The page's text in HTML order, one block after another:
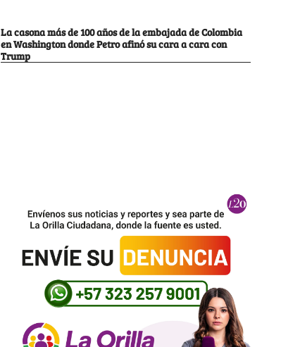
La casona más de 100 años de la embajada de Colombia
en Washington donde Petro afinó su cara a cara con
Trump